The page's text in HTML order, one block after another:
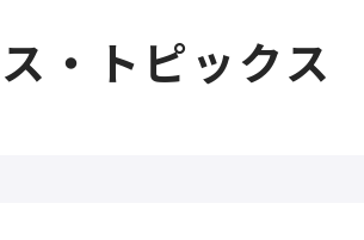
・トピックス